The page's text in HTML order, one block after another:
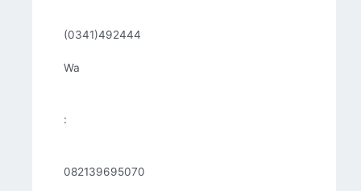
(0341)492444
Wa
:
082139695070